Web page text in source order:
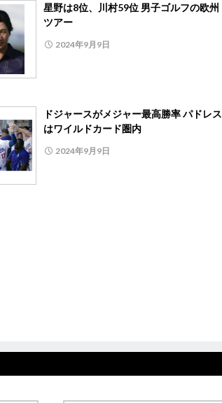
星野は8位、川村59位 男子ゴルフの欧州
ツアー
2024年9月9日
ドジャースがメジャー最高勝率 パドレス
はワイルドカード圏内
2024年9月9日